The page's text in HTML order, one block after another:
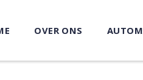
OVER ONS